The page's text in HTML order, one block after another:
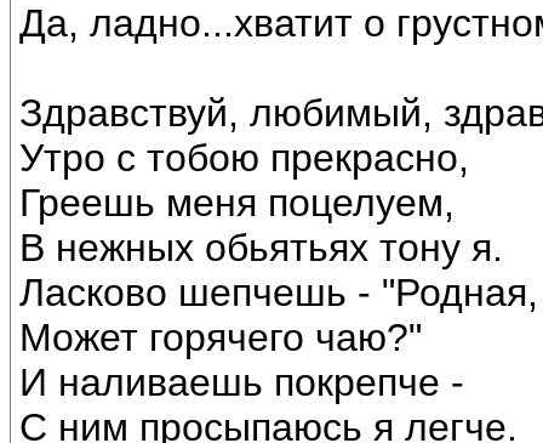
Да, ладно...хватит о
Здравствуй, любимый,
Утро с тобою прекрасно,
Греешь меня поцелуем,
В нежных обьятьях тону я.
Ласково шепчешь - "Родная,
Может горячего чаю?"
И наливаешь покрепче -
С ним просыпаюсь я легче.